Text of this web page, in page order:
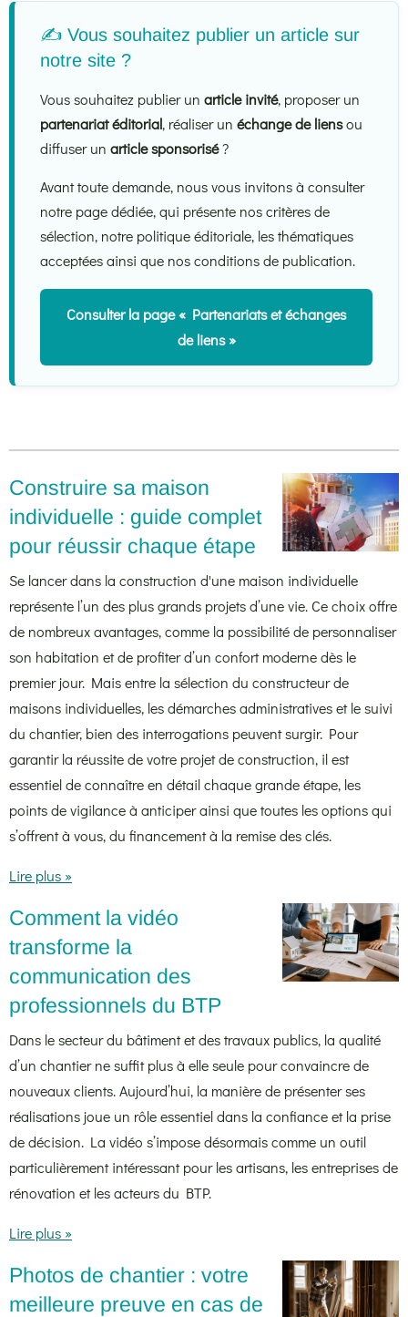
✍️ Vous souhaitez publier un article sur
notre site ?
Vous souhaitez publier un article invité, proposer un
partenariat éditorial, réaliser un échange de liensou
diffuser un article sponsorisé?
Avant toute demande, nous vous invitons à consulter
notre page dédiée, qui présente nos critères de
sélection, notre politique éditoriale, les thématiques
acceptées ainsi que nos conditions de publication.
Consulter la page « Partenariats et échanges
de liens »
Construire sa maison
individuelle : guide complet
pour réussir chaque étape
Se lancer dans la construction d'une maison individuelle
représente l’un des plus grands projets d’une vie. Ce choix offre
de nombreux avantages, comme la possibilité de personnaliser
son habitation et de profiter d’un confort moderne dès le
premier jour. Mais entre la sélection du constructeur de
maisons individuelles, les démarches administratives et le suivi
du chantier, bien des interrogations peuvent surgir. Pour
garantir la réussite de votre projet de construction, il est
essentiel de connaître en détail chaque grande étape, les
points de vigilance à anticiper ainsi que toutes les options qui
s’offrent à vous, du financement à la remise des clés.
Lire plus »
Comment la vidéo
transforme la
communication des
professionnels du BTP
Dans le secteur du bâtiment et des travaux publics, la qualité
d’un chantier ne suffit plus à elle seule pour convaincre de
nouveaux clients. Aujourd’hui, la manière de présenter ses
réalisations joue un rôle essentiel dans la confiance et la prise
de décision. La vidéo s’impose désormais comme un outil
particulièrement intéressant pour les artisans, les entreprises de
rénovation et les acteurs du BTP.
Lire plus »
Photos de chantier : votre
meilleure preuve en cas de